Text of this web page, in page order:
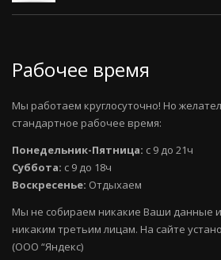
Рабочее время
Мы работаем круглосуточно! Но
стандартное рабочее время:
Понедельник-Пятница: с 9 до 21ч
Суббота: с 9 до 18ч
Воскресенье: Отдыхаем
Мы не собираем никакие Ваши данные
никаким третьим лицам. На сайте
(ООО “Яндекс)